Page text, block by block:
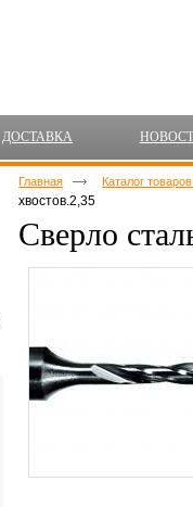
ДОСТАВКА
Главная Каталог
хвостов.2,35
Сверло